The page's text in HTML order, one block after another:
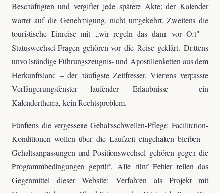
Beschäftigten und vergiftet jede spätere Akte; der Kalender
wartet auf die Genehmigung, nicht umgekehrt. Zweitens die
touristische Einreise mit „wir regeln das dann vor Ort" –
Statuswechsel-Fragen gehören vor die Reise geklärt. Drittens
unvollständige Führungszeugnis- und Apostillenketten aus dem
Herkunftsland – der häufigste Zeitfresser. Viertens verpasste
Verlängerungsfenster laufender Erlaubnisse – ein
Kalenderthema, kein Rechtsproblem.
Fünftens die vergessene Gehaltsschwellen-Pflege: Facilitation-
Konditionen wollen über die Laufzeit eingehalten bleiben –
Gehaltsanpassungen und Positionswechsel gehören gegen die
Programmbedingungen geprüft. Alle fünf Fehler teilen das
Gegenmittel dieser Website: Verfahren als Projekt mit